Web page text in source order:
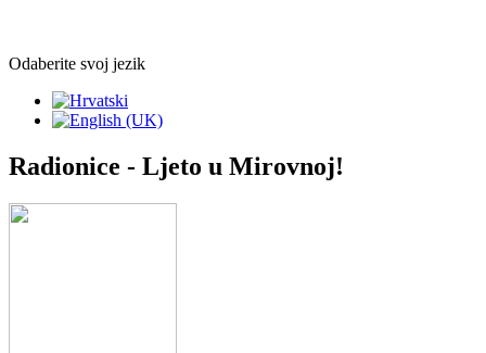
Odaberite svoj jezik
Radionice - Ljeto u Mirovnoj!